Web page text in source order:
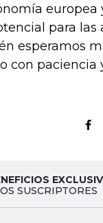
europea
para las
esperamos
con paciencia
SUSCRIPTORES